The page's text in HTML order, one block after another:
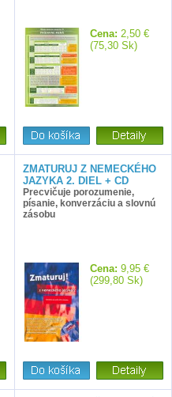
Cena: 2,50 €
(75,30 Sk)
ZMATURUJ Z NEMECKÉHO
JAZYKA 2. DIEL + CD
Precvičuje porozumenie,
písanie, konverzáciu a slovnú
zásobu
Cena: 9,95 €
(299,80 Sk)